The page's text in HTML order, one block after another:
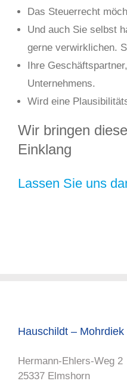
Das Steuerrecht
Und auch Sie selbst
gerne verwirklichen.
Ihre
Unternehmens.
Wird eine
Wir bringen
Einklang
Lassen Sie uns
Hauschildt –
Hermann-Ehlers-Weg 2
25337 Elmshorn